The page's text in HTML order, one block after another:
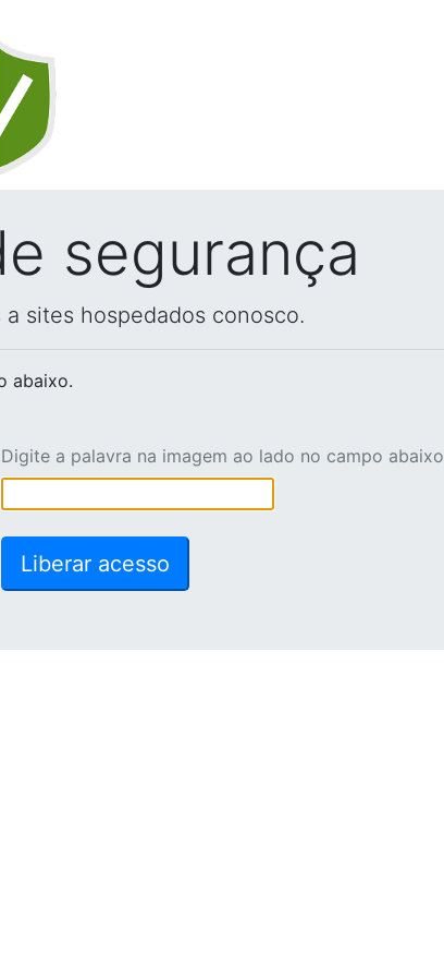
segurança
sites hospedados conosco.
abaixo.
Digite a palavra na imagem ao lado no campo abaixo